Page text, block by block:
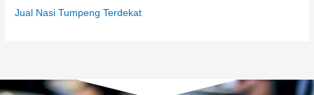
Jual Nasi Tumpeng Terdekat